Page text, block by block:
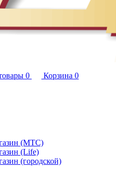
0 Корзина 0
(МТС)
(Life)
(городской)